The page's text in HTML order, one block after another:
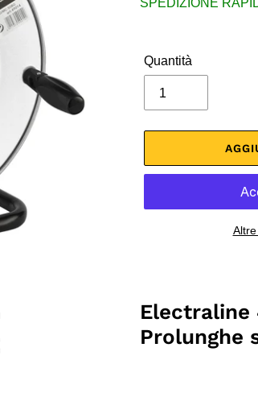
SPEDIZIONE
Quantità
prodotto
nel
carrello
Electraline
Prolunghe